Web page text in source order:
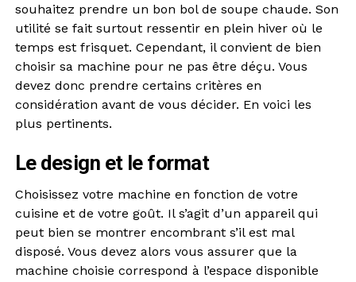
souhaitez prendre un bon bol de soupe chaude. Son
utilité se fait surtout ressentir en plein hiver où le
temps est frisquet. Cependant, il convient de bien
choisir sa machine pour ne pas être déçu. Vous
devez donc prendre certains critères en
considération avant de vous décider. En voici les
plus pertinents.
Le design et le format
Choisissez votre machine en fonction de votre
cuisine et de votre goût. Il s’agit d’un appareil qui
peut bien se montrer encombrant s’il est mal
disposé. Vous devez alors vous assurer que la
machine choisie correspond à l’espace disponible